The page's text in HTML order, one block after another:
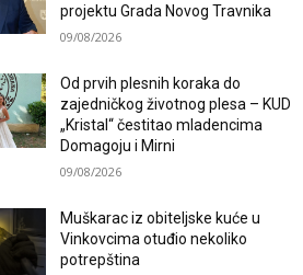
projektu Grada Novog Travnika
09/08/2026
Od prvih plesnih koraka do
zajedničkog životnog plesa – KUD
„Kristal“ čestitao mladencima
Domagoju i Mirni
09/08/2026
Muškarac iz obiteljske kuće u
Vinkovcima otuđio nekoliko
potrepština